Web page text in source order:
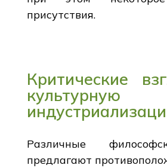
присутствия.
Критические
культурную
Различные
предлагают